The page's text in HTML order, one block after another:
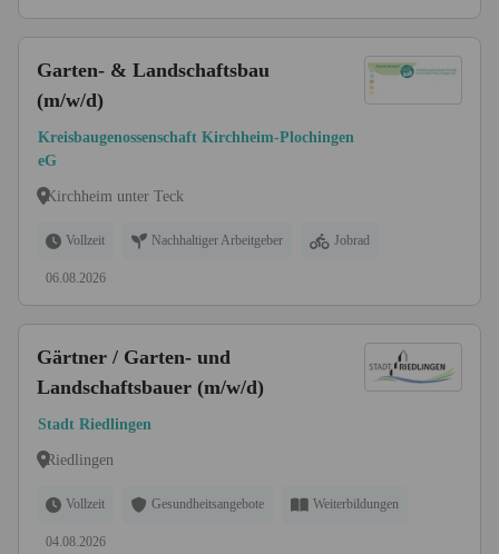
Garten- & Landschaftsbau
(m/w/d)
Kreisbaugenossenschaft Kirchheim-Plochingen
eG
Kirchheim unter Teck
Vollzeit Nachhaltiger Arbeitgeber Jobrad
06.08.2026
Gärtner / Garten- und
Landschaftsbauer (m/w/d)
Stadt Riedlingen
Riedlingen
Vollzeit Gesundheitsangebote Weiterbildungen
04.08.2026